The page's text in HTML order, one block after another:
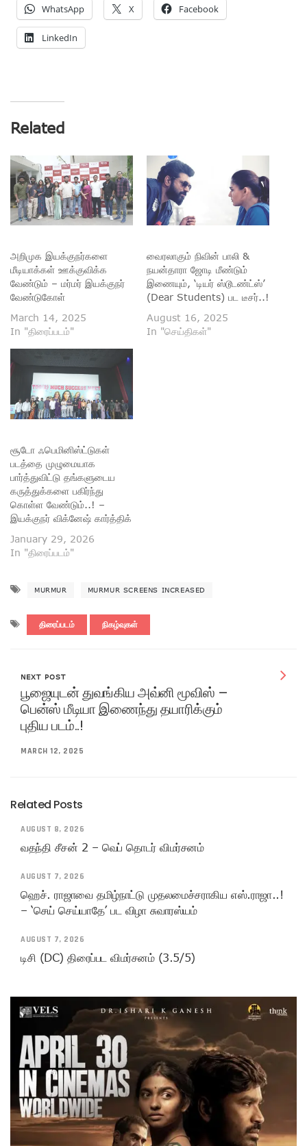
WhatsApp X Facebook
LinkedIn
Related
அறிமுக இயக்குநர்களை
மீடியாக்கள் ஊக்குவிக்க
வேண்டும் – மர்மர் இயக்குநர்
வேண்டுகோள்
March 14, 2025
In "திரைப்படம்"
வைரலாகும் நிவின் பாலி &
நயன்தாரா ஜோடி மீண்டும்
இணையும், ‘டியர் ஸ்டூடண்ட்ஸ்’
(Dear Students) பட டீசர்..!
August 16, 2025
In "செய்திகள்"
சூடோ ஃபெமினிஸ்ட்டுகள்
படத்தை முழுமையாக
பார்த்துவிட்டு தங்களுடைய
கருத்துக்களை பகிர்ந்து
கொள்ள வேண்டும்..! –
இயக்குநர் விக்னேஷ் கார்த்திக்
January 29, 2026
In "திரைப்படம்"
MURMUR MURMUR SCREENS INCREASED
திரைப்படம் நிகழ்வுகள்
NEXT POST
பூஜையுடன் துவங்கிய அவ்னி மூவிஸ் –
பென்ஸ் மீடியா இணைந்து தயாரிக்கும்
புதிய படம்..!
MARCH 12, 2025
Related Posts
AUGUST 8, 2026
வதந்தி சீசன் 2 – வெப் தொடர் விமர்சனம்
AUGUST 7, 2026
ஹெச். ராஜாவை தமிழ்நாட்டு முதலமைச்சராகிய எஸ்.ராஜா..!
– ‘செய் செய்யாதே’ பட விழா சுவாரஸ்யம்
AUGUST 7, 2026
டிசி (DC) திரைப்பட விமர்சனம் (3.5/5)